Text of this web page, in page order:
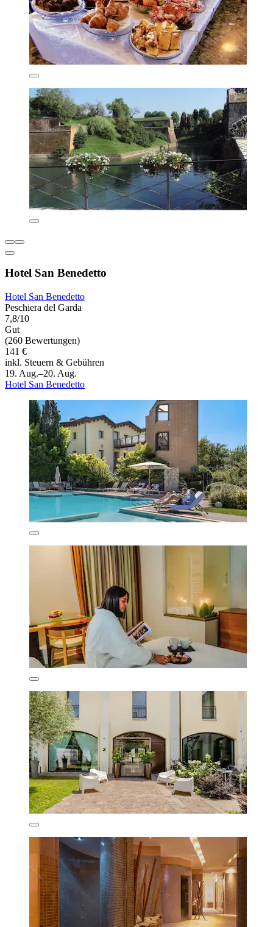
Hotel San Benedetto
Hotel San Benedetto
Peschiera del Garda
7,8/10
Gut
(260 Bewertungen)
141 €
inkl. Steuern & Gebühren
19. Aug.–20. Aug.
Hotel San Benedetto